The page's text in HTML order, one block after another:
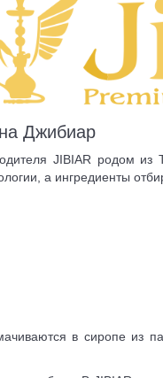
Джибиар
JIBIAR родом
а ингредиенты
в сиропе из